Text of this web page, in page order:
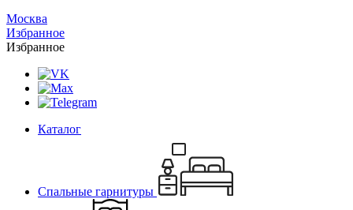
Москва
Избранное
Избранное
Каталог
Спальные гарнитуры